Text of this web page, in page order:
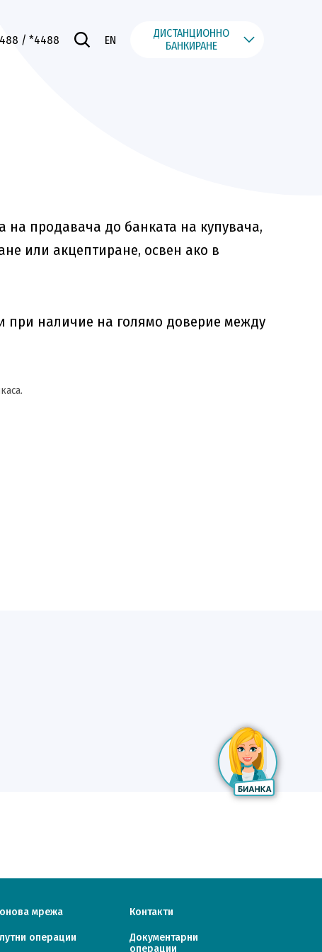
/ *4488 EN
ДИСТАНЦИОННО
БАНКИРАНЕ
на продавача до банката на купувача,
или акцептиране, освен ако в
при наличие на голямо доверие между
мрежа Контакти
операции
Документарни
операции